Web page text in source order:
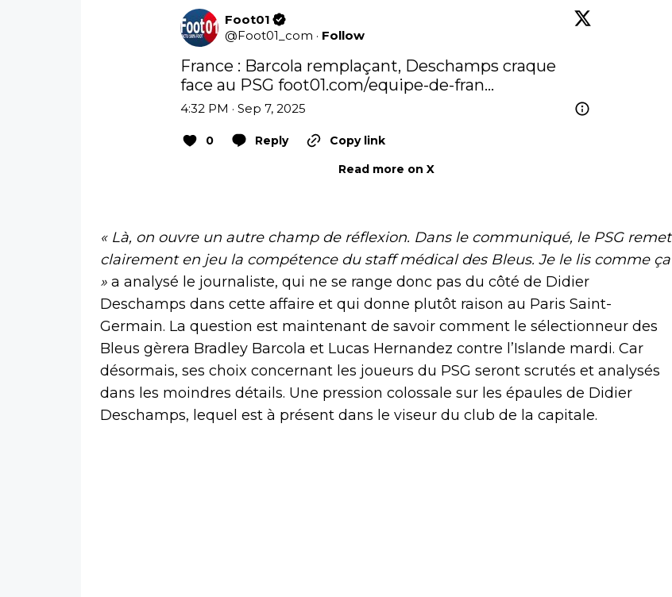
Foot01
@Foot01_com · Follow
France : Barcola remplaçant, Deschamps craque
face au PSG foot01.com/equipe-de-fran…
4:32 PM · Sep 7, 2025
0 Reply
Copy link
Read more on X
« Là, on ouvre un autre champ de réflexion. Dans le communiqué, le PSG remet
clairement en jeu la compétence du staff médical des Bleus. Je le lis comme ça
» a analysé le journaliste, qui ne se range donc pas du côté de Didier
Deschamps dans cette affaire et qui donne plutôt raison au Paris Saint-
Germain. La question est maintenant de savoir comment le sélectionneur des
Bleus gèrera Bradley Barcola et Lucas Hernandez contre l’Islande mardi. Car
désormais, ses choix concernant les joueurs du PSG seront scrutés et analysés
dans les moindres détails. Une pression colossale sur les épaules de Didier
Deschamps, lequel est à présent dans le viseur du club de la capitale.